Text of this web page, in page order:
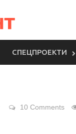
СПЕЦПРОЕКТИ
10 Comments